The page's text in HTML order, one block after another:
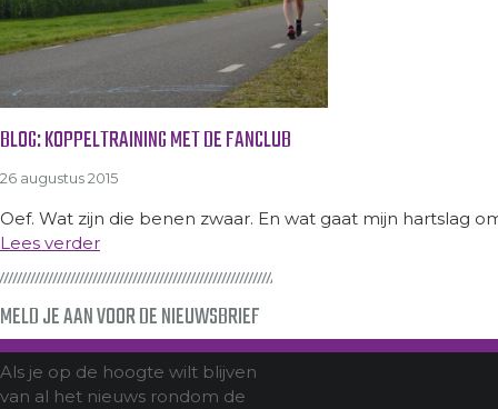
BLOG: KOPPELTRAINING MET DE FANCLUB
26 augustus 2015
Oef. Wat zijn die benen zwaar. En wat gaat mijn hartslag
Lees verder
MELD JE AAN VOOR DE NIEUWSBRIEF
Als je op de hoogte wilt blijven
van al het nieuws rondom de